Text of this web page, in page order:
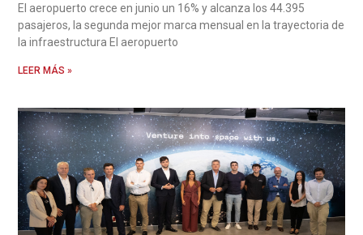
El aeropuerto crece en junio un 16% y alcanza los 44.395
pasajeros, la segunda mejor marca mensual en la trayectoria de
la infraestructura El aeropuerto
LEER MÁS »